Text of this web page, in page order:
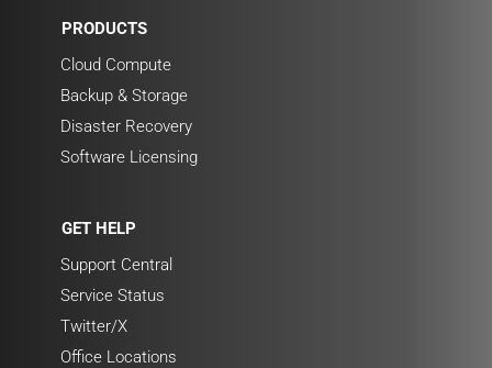
PRODUCTS
Cloud Compute
Backup & Storage
Disaster Recovery
Software Licensing
GET HELP
Support Central
Service Status
Twitter/X
Office Locations